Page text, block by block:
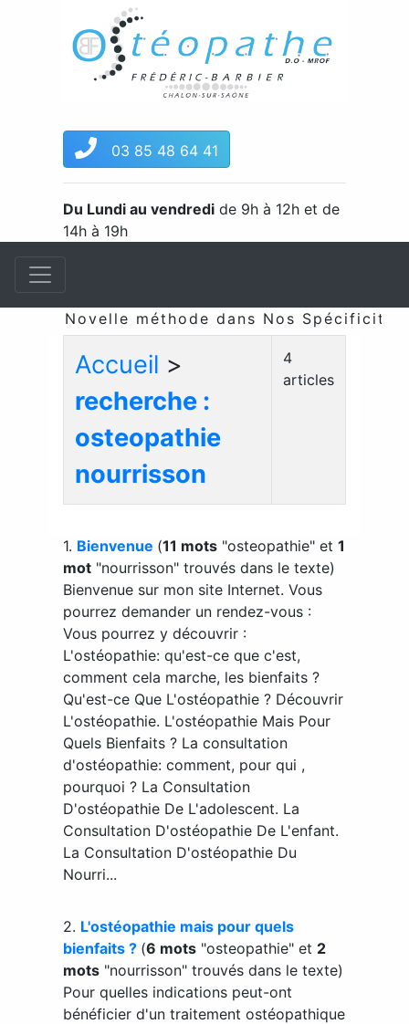
03 85 48 64 41
Du Lundi au vendredi de 9h à 12h et de
14h à 19h
Novelle méthode dans Nos Spécificités
Accueil >
recherche :
osteopathie
nourrisson
4
articles
1. Bienvenue (11 mots "osteopathie" et 1
mot "nourrisson" trouvés dans le texte)
Bienvenue sur mon site Internet. Vous
pourrez demander un rendez-vous :
Vous pourrez y découvrir :
L'ostéopathie: qu'est-ce que c'est,
comment cela marche, les bienfaits ?
Qu'est-ce Que L'ostéopathie ? Découvrir
L'ostéopathie. L'ostéopathie Mais Pour
Quels Bienfaits ? La consultation
d'ostéopathie: comment, pour qui ,
pourquoi ? La Consultation
D'ostéopathie De L'adolescent. La
Consultation D'ostéopathie De L'enfant.
La Consultation D'ostéopathie Du
Nourri...
2. L'ostéopathie mais pour quels
bienfaits ? (6 mots "osteopathie" et 2
mots "nourrisson" trouvés dans le texte)
Pour quelles indications peut-ont
bénéficier d'un traitement ostéopathique